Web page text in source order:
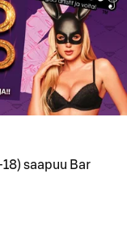
saapuu Bar